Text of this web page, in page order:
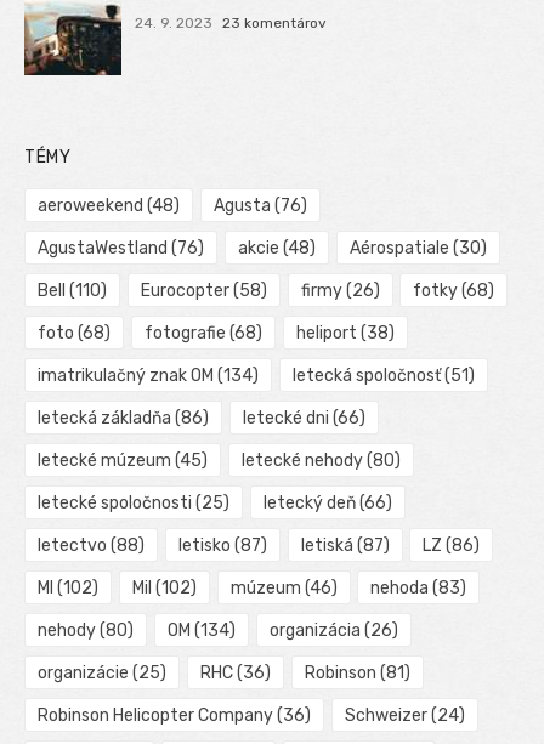
24. 9. 2023 23 komentárov
TÉMY
aeroweekend (48) Agusta (76)
AgustaWestland (76) akcie (48) Aérospatiale (30)
Bell (110) Eurocopter(58) firmy(26) fotky(68)
foto (68) fotografie (68) heliport (38)
imatrikulačný znak OM (134) letecká spoločnosť(51)
letecká základňa (86) letecké dni (66)
letecké múzeum (45) letecké nehody(80)
letecké spoločnosti (25) letecký deň(66)
letectvo (88) letisko (87) letiská (87) LZ (86)
MI (102) Mil (102) múzeum (46) nehoda (83)
nehody(80) OM (134) organizácia (26)
organizácie (25) RHC(36) Robinson (81)
Robinson Helicopter Company(36) Schweizer(24)